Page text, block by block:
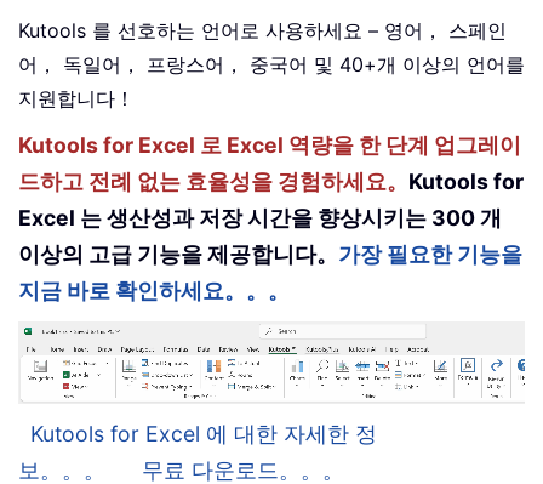
Kutools 를 선호하는 언어로 사용하세요 – 영어， 스페인
어， 독일어， 프랑스어， 중국어 및 40+개 이상의 언어를
지원합니다！
Kutools for Excel 로 Excel 역량을 한 단계 업그레이
드하고 전례 없는 효율성을 경험하세요。 Kutools for
Excel 는 생산성과 저장 시간을 향상시키는 300 개
이상의 고급 기능을 제공합니다。 가장 필요한 기능을
지금 바로 확인하세요。。。
Kutools for Excel 에 대한 자세한 정
보。。。
무료 다운로드。。。